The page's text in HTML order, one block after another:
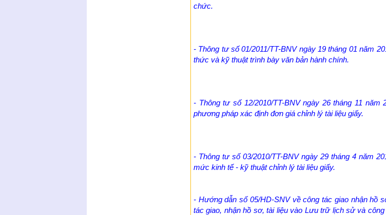
chức.
- Thông tư số 01/2011/TT-BNV ngày 19 tháng 01 năm
thức và kỹ thuật trình bày văn bản hành chính.
- Thông tư số 12/2010/TT-BNV ngày 26 tháng 11
phương pháp xác định đơn giá chỉnh lý tài liệu giấy.
- Thông tư số 03/2010/TT-BNV ngày 29 tháng 4 năm
mức kinh tế - kỹ thuật chỉnh lý tài liệu giấy.
- Hướng dẫn số 05/HD-SNV về công tác giao nhận hồ
tác giao, nhận hồ sơ, tài liệu vào Lưu trữ lịch sử và